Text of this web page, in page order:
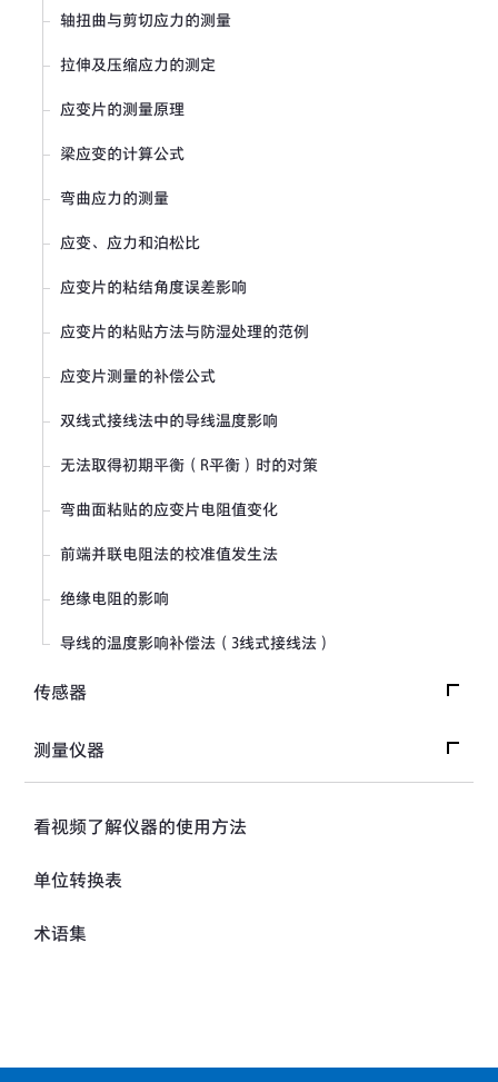
轴扭曲与剪切应力的测量
拉伸及压缩应力的测定
应变片的测量原理
梁应变的计算公式
弯曲应力的测量
应变、应力和泊松比
应变片的粘结角度误差影响
应变片的粘贴方法与防湿处理的范例
应变片测量的补偿公式
双线式接线法中的导线温度影响
无法取得初期平衡（R平衡）时的对策
弯曲面粘贴的应变片电阻值变化
前端并联电阻法的校准值发生法
绝缘电阻的影响
导线的温度影响补偿法（3线式接线法）
传感器
传感器首页
载荷传感器入门 What's LOAD CELL?
位移传感器
压力传感器
测量仪器
传感器用放大器
静态应变放大器·直流放大器
动态应变放大器与直流放大器
看视频了解仪器的使用方法
单位转换表
术语集